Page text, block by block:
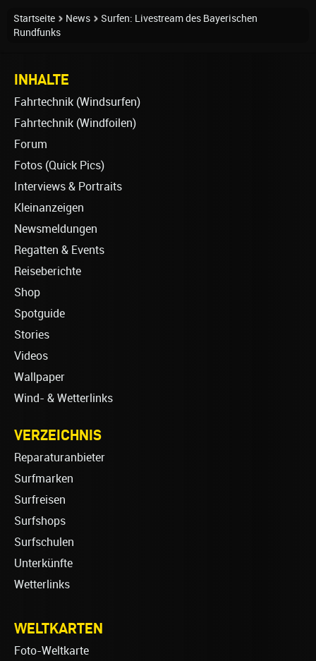
Startseite News
Surfen: Livestream des Bayerischen
Rundfunks
INHALTE
Fahrtechnik (Windsurfen)
Fahrtechnik (Windfoilen)
Forum
Fotos (Quick Pics)
Interviews & Portraits
Kleinanzeigen
Newsmeldungen
Regatten & Events
Reiseberichte
Shop
Spotguide
Stories
Videos
Wallpaper
Wind- & Wetterlinks
VERZEICHNIS
Reparaturanbieter
Surfmarken
Surfreisen
Surfshops
Surfschulen
Unterkünfte
Wetterlinks
WELTKARTEN
Foto-Weltkarte